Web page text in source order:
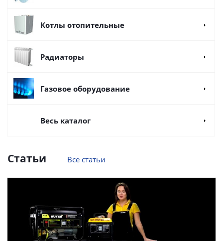
Котлы отопительные
Радиаторы
Газовое оборудование
Весь каталог
Статьи Все статьи